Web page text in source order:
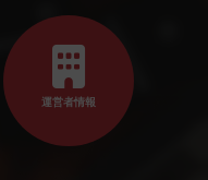
運営者情報